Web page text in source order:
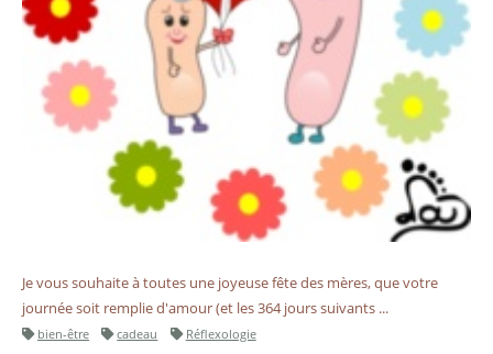
Je vous souhaite à toutes une joyeuse fête des mères, que votre
journée soit remplie d'amour (et les 364 jours suivants ...
bien-être cadeau Réflexologie